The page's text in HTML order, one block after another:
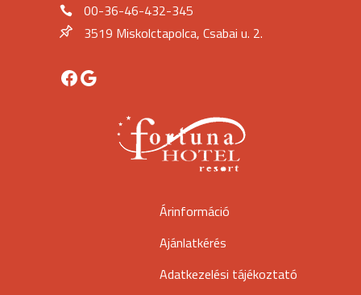
00-36-46-432-345
3519 Miskolctapolca, Csabai u. 2.
Facebook
Google
Árinformáció
Ajánlatkérés
Adatkezelési tájékoztató